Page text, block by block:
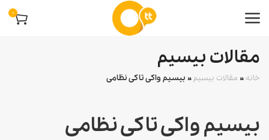
0
مقالات بیسیم
خانه » مقالات بیسیم» بیسیم واکی تاکی نظامی
بیسیم واکی تاکی نظامی